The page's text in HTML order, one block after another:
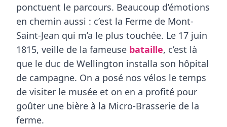
ponctuent le parcours. Beaucoup d’émotions
en chemin aussi : c’est la Ferme de Mont-
Saint-Jean qui m’a le plus touchée. Le 17 juin
1815, veille de la fameuse bataille, c’est là
que le duc de Wellington installa son hôpital
de campagne. On a posé nos vélos le temps
de visiter le musée et on en a profité pour
goûter une bière à la Micro-Brasserie de la
ferme.